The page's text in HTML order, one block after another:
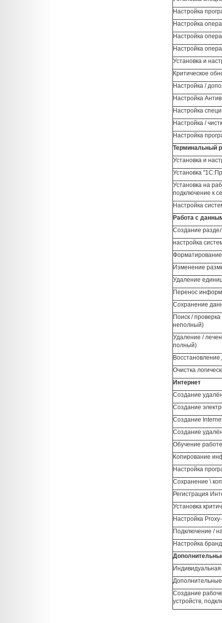
Настройка
Настройка
Настройка
Настройка
Установка и
Критическое
Настройка /
Настройка
Настройка
Настройка /
Настройка
Терминальный
Установка и
Установка
Установка на
подключение к
Настройка
Работа с
Создание
настройка
Форматирование
Изменение
Удаление
Перенос
Сохранение
Поиск /
неполный)
Удаление /
полный)
Восстановление
Очистка
Интернет
Создание
Создание
Создание
Создание
Обучение
Копирование
Настройка
Сохранение \
Регистрация
Установка
Настройка
Подключение /
Настройка
Индивидуальная
Создание
устройств,